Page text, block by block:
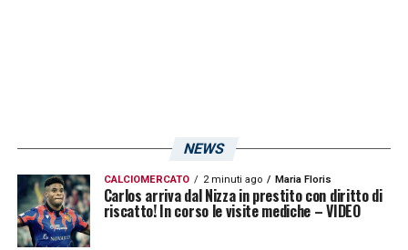
NEWS
CALCIOMERCATO 2 minuti ago Maria Floris
Carlos arriva dal Nizza in prestito con diritto di
riscatto! In corso le visite mediche – VIDEO